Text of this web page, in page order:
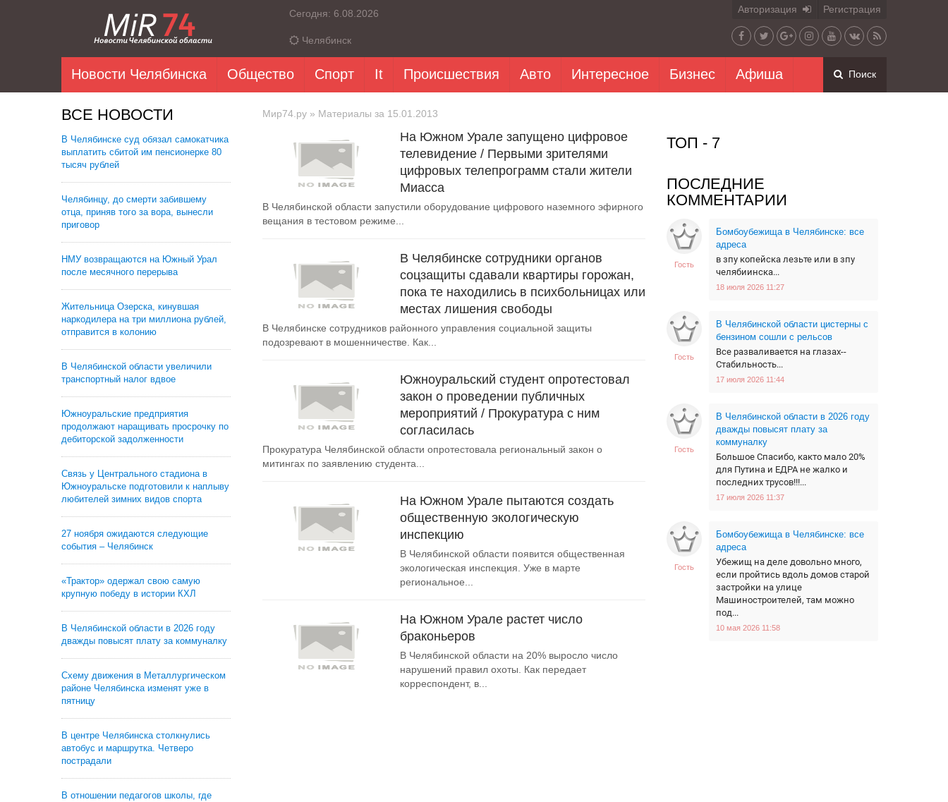
Сегодня: 6.08.2026
Челябинск
Авторизация Регистрация
Новости Челябинска Общество Спорт It Происшествия Авто Интересное Бизнес Афиша Поиск
ВСЕ НОВОСТИ
В Челябинске суд обязал самокатчика
выплатить сбитой им пенсионерке 80
тысяч рублей
Челябинцу, до смерти забившему
отца, приняв того за вора, вынесли
приговор
НМУ возвращаются на Южный Урал
после месячного перерыва
Жительница Озерска, кинувшая
наркодилера на три миллиона рублей,
отправится в колонию
В Челябинской области увеличили
транспортный налог вдвое
Южноуральские предприятия
продолжают наращивать просрочку по
дебиторской задолженности
Связь у Центрального стадиона в
Южноуральске подготовили к наплыву
любителей зимних видов спорта
27 ноября ожидаются следующие
события – Челябинск
«Трактор» одержал свою самую
крупную победу в истории КХЛ
В Челябинской области в 2026 году
дважды повысят плату за коммуналку
Схему движения в Металлургическом
районе Челябинска изменят уже в
пятницу
В центре Челябинска столкнулись
автобус и маршрутка. Четверо
пострадали
В отношении педагогов школы, где
ТОП - 7
ПОСЛЕДНИЕ
КОММЕНТАРИИ
Гость
Бомбоубежища в Челябинске: все
адреса
в зпу копейска лезьте или в зпу
челябиинска...
18 июля 2026 11:27
Гость
В Челябинской области цистерны с
бензином сошли с рельсов
Все разваливается на глазах--
Стабильность...
17 июля 2026 11:44
Гость
В Челябинской области в 2026 году
дважды повысят плату за
коммуналку
Большое Спасибо, както мало 20%
для Путина и ЕДРА не жалко и
последних трусов!!!...
17 июля 2026 11:37
Гость
Бомбоубежища в Челябинске: все
адреса
Убежищ на деле довольно много,
если пройтись вдоль домов старой
застройки на улице
Машиностроителей, там можно
под...
10 мая 2026 11:58
Мир74.ру » Материалы за 15.01.2013
На Южном Урале запущено цифровое
телевидение / Первыми зрителями
цифровых телепрограмм стали жители
Миасса
В Челябинской области запустили оборудование цифрового наземного эфирного
вещания в тестовом режиме...
В Челябинске сотрудники органов
соцзащиты сдавали квартиры горожан,
пока те находились в психбольницах или
местах лишения свободы
В Челябинске сотрудников районного управления социальной защиты
подозревают в мошенничестве. Как...
Южноуральский студент опротестовал
закон о проведении публичных
мероприятий / Прокуратура с ним
согласилась
Прокуратура Челябинской области опротестовала региональный закон о
митингах по заявлению студента...
На Южном Урале пытаются создать
общественную экологическую
инспекцию
В Челябинской области появится общественная
экологическая инспекция. Уже в марте
региональное...
На Южном Урале растет число
браконьеров
В Челябинской области на 20% выросло число
нарушений правил охоты. Как передает
корреспондент, в...